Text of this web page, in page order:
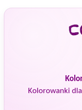
Kolorowanki